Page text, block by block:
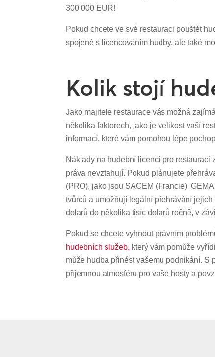
300 000 EUR!
Pokud chcete ve své restauraci pouštět
spojené s licencováním hudby, ale také
Kolik stojí
Jako majitele restaurace vás možná
několika faktorech, jako je velikost vaší
informací, které vám pomohou lépe
Náklady na hudební licenci pro restauraci
práva nevztahují. Pokud plánujete
(PRO), jako jsou SACEM (Francie),
tvůrců a umožňují legální přehrávání
dolarů do několika tisíc dolarů ročně, v
Pokud se chcete vyhnout právním
hudebních služeb, který vám pomůže
může hudba přinést vašemu podnikání. S
příjemnou atmosféru pro vaše hosty a